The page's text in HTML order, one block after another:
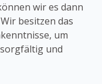
wir es dann
besitzen das
um
und